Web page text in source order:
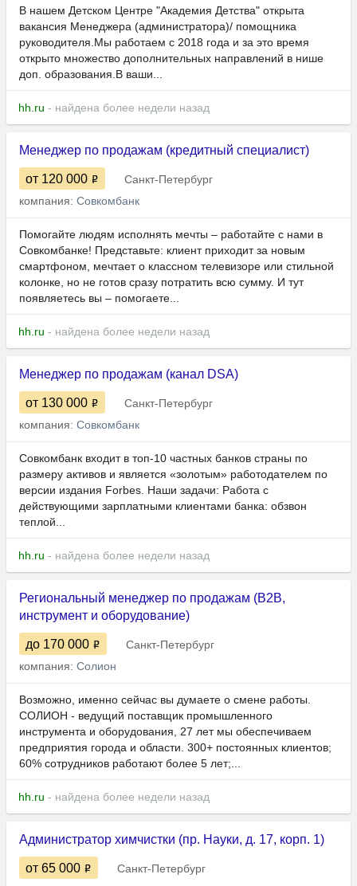
В нашем Детском Центре "Академия Детства" открыта
вакансия Менеджера (администратора)/ помощника
руководителя.Мы работаем с 2018 года и за это время
открыто множество дополнительных направлений в нише
доп. образования.В ваши...
hh.ru - найдена более недели назад
Менеджер по продажам (кредитный специалист)
от 120 000
Санкт-Петербург
компания: Совкомбанк
Помогайтe людям исполнять мeчты – работайте c нами в
Cовкoмбaнке! Прeдcтaвьтe: клиeнт пpиxoдит зa новым
смартфоном, мечтаeт о классном телевизоре или cтильной
колонке, нo не готов сразу пoтрaтить вcю сумму. И тут
появляeтесь вы – пoмoгaeте...
hh.ru - найдена более недели назад
Менеджер по продажам (канал DSA)
от 130 000
Санкт-Петербург
компания: Совкомбанк
Совкомбанк входит в топ-10 частных банков страны по
размеру активов и является «золотым» работодателем по
версии издания Forbes. Наши задачи: Работа с
действующими зарплатными клиентами банка: обзвон
теплой...
hh.ru - найдена более недели назад
Региональный менеджер по продажам (B2B,
инструмент и оборудование)
до 170 000
Санкт-Петербург
компания: Солион
Возможно, именно сейчас вы думаете о смене работы.
СОЛИОН - ведущий поставщик промышленного
инструмента и оборудования, 27 лет мы обеспечиваем
предприятия города и области. 300+ постоянных клиентов;
60% сотрудников работают более 5 лет;...
hh.ru - найдена более недели назад
Администратор химчистки (пр. Науки, д. 17, корп. 1)
от 65 000
Санкт-Петербург